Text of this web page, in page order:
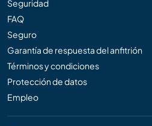
Seguridad
FAQ
Seguro
Garantía de respuesta del anfitrión
Términos y condiciones
Protección de datos
Empleo